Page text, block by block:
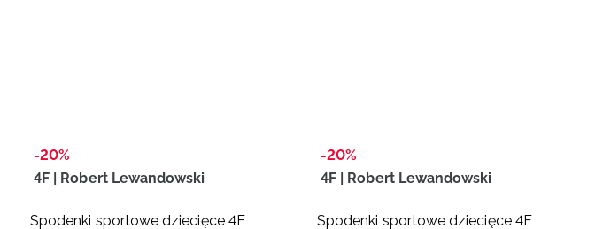
-20%
4F | Robert Lewandowski
Spodenki sportowe dziecięce 4F
-20%
4F | Robert Lewandowski
Spodenki sportowe dziecięce 4F